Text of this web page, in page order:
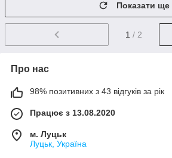
Показати ще
1 / 2
Про нас
98% позитивних з 43 відгуків за рік
Працює з 13.08.2020
м. Луцьк
Луцьк, Україна